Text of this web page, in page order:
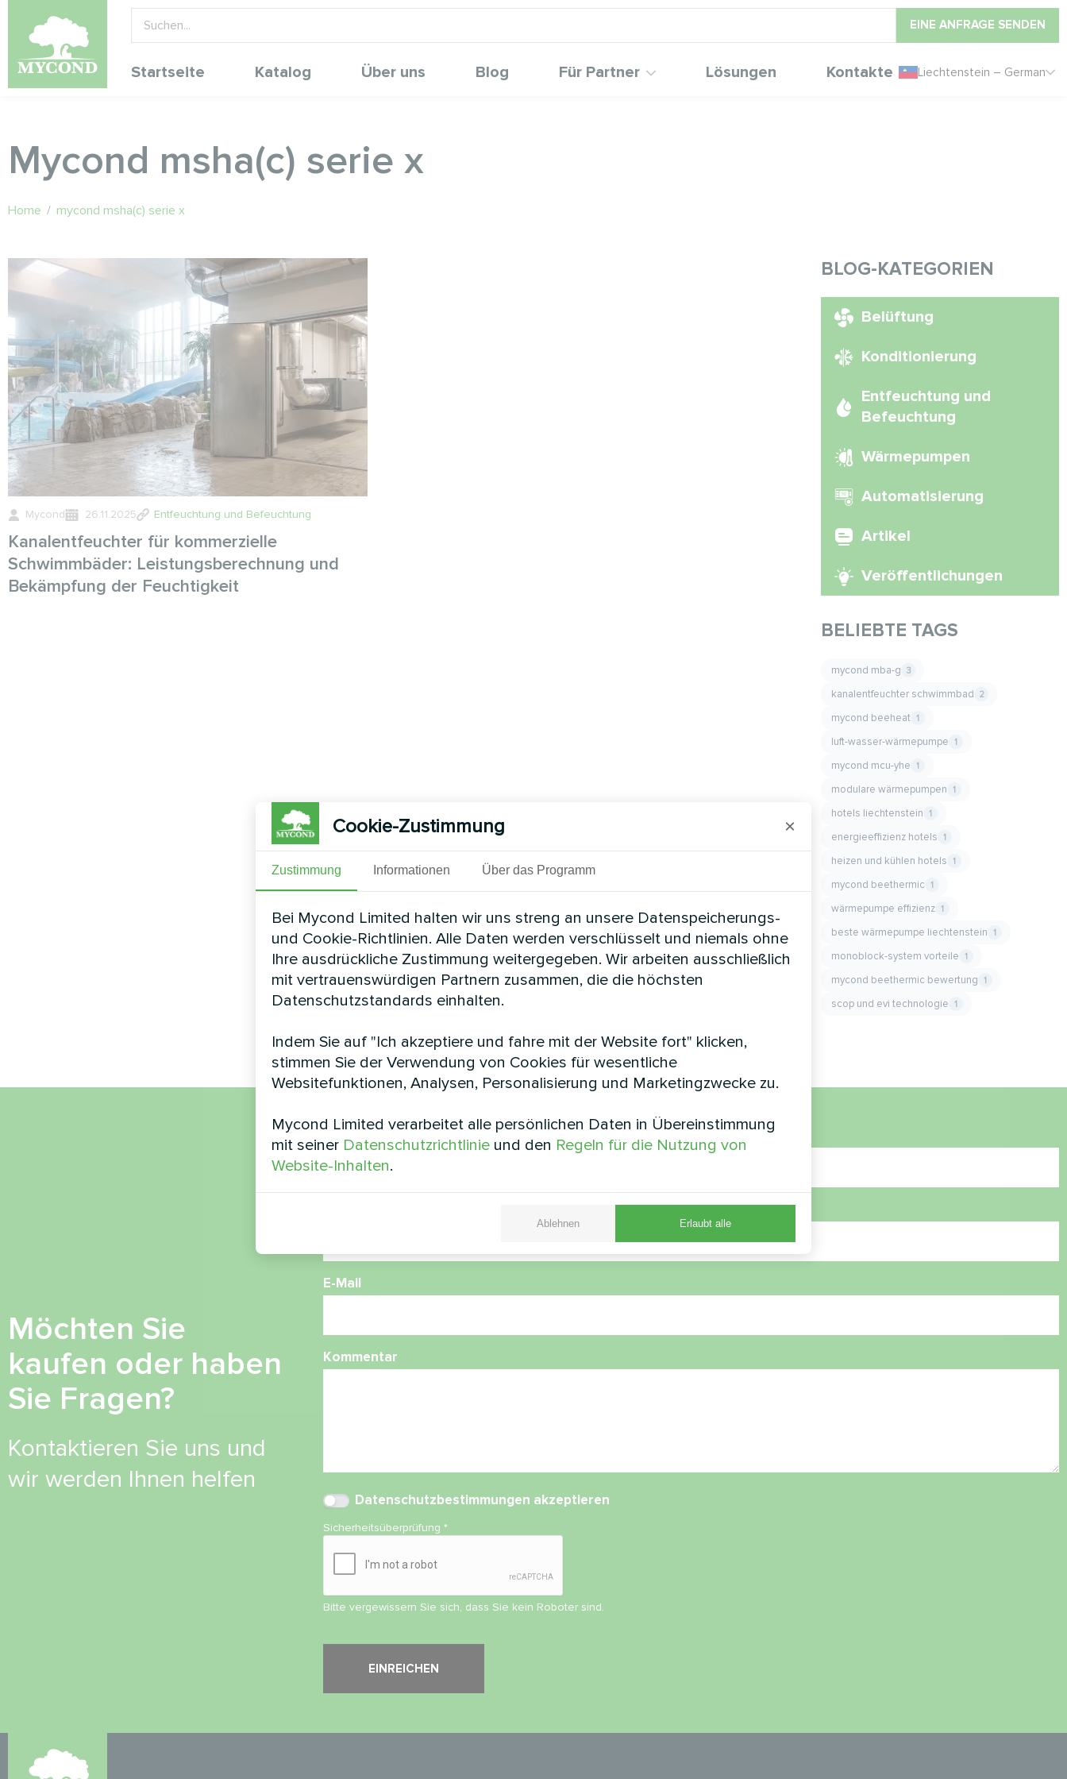
EINE ANFRAGE SENDEN
Startseite Katalog Über uns Blog Für Partner Lösungen Kontakte Liechtenstein – German
Mycond msha(c) serie x
Home / mycond msha(c) serie x
Mycond 26.11.2025 Entfeuchtung und Befeuchtung
Kanalentfeuchter für kommerzielle
Schwimmbäder: Leistungsberechnung und
Bekämpfung der Feuchtigkeit
BLOG-KATEGORIEN
Belüftung
Konditionierung
Entfeuchtung und
Befeuchtung
Wärmepumpen
Automatisierung
Artikel
Veröffentlichungen
BELIEBTE TAGS
mycond mba-g 3
kanalentfeuchter schwimmbad 2
mycond beeheat 1
luft-wasser-wärmepumpe 1
mycond mcu-yhe 1
modulare wärmepumpen 1
hotels liechtenstein 1
energieeffizienz hotels 1
heizen und kühlen hotels 1
mycond beethermic 1
wärmepumpe effizienz 1
beste wärmepumpe liechtenstein 1
monoblock-system vorteile 1
mycond beethermic bewertung 1
scop und evi technologie 1
Möchten Sie
kaufen oder haben
Sie Fragen?
Kontaktieren Sie uns und
wir werden Ihnen helfen
E-Mail
Kommentar
Datenschutzbestimmungen akzeptieren
Sicherheitsüberprüfung*
Bitte vergewissern Sie sich, dass Sie kein Roboter sind.
Cookie-Zustimmung ×
Zustimmung Informationen Über das Programm
Bei Mycond Limited halten wir uns streng an unsere Datenspeicherungs-
und Cookie-Richtlinien. Alle Daten werden verschlüsselt und niemals ohne
Ihre ausdrückliche Zustimmung weitergegeben. Wir arbeiten ausschließlich
mit vertrauenswürdigen Partnern zusammen, die die höchsten
Datenschutzstandards einhalten.
Indem Sie auf "Ich akzeptiere und fahre mit der Website fort" klicken,
stimmen Sie der Verwendung von Cookies für wesentliche
Websitefunktionen, Analysen, Personalisierung und Marketingzwecke zu.
Mycond Limited verarbeitet alle persönlichen Daten in Übereinstimmung
mit seiner Datenschutzrichtlinie und den Regeln für die Nutzung von
Website-Inhalten.
Ablehnen Erlaubt alle